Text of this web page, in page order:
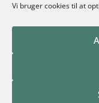
Vi bruger cookies til at
Alternative: